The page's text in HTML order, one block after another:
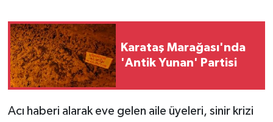
Karataş Marağası'nda
'Antik Yunan' Partisi
Acı haberi alarak eve gelen aile üyeleri, sinir krizi